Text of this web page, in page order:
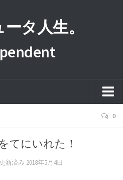
タ人生。
0
てにいれた！
更新済み 2018年5月4日